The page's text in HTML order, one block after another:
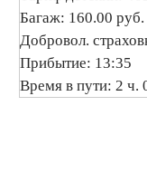
Багаж: 160.00 руб.
Добровол.
Прибытие: 13:35
Время в пути: 2 ч.